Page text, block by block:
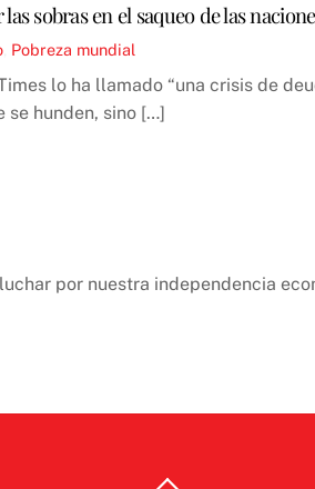
sobras en el saqueo de las
Pobreza mundial
lo ha llamado “una crisis de
se hunden, sino […]
por nuestra independencia